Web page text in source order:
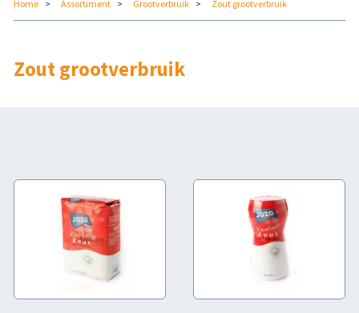
Home Assortiment Grootverbruik Zout grootverbruik
Zout grootverbruik